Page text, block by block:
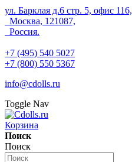
ул. Барклая д.6 стр. 5, офис 116,
Москва, 121087,
Россия.
+7 (495) 540 5027
+7 (800) 550 5367
info@cdolls.ru
Toggle Nav
Корзина
Поиск
Поиск